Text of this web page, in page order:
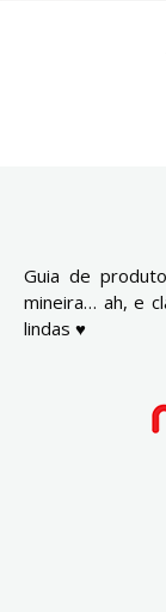
Guia de
mineira… ah, e
lindas ♥